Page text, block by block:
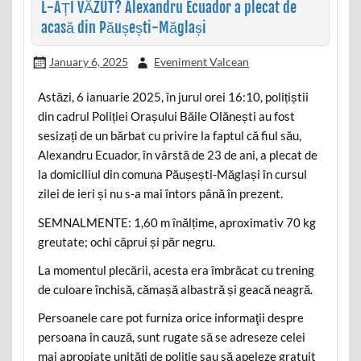
L-AȚI VĂZUT? Alexandru Ecuador a plecat de
acasă din Păușești-Măglași
January 6, 2025 Eveniment Valcean
Astăzi, 6 ianuarie 2025, în jurul orei 16:10, polițiștii
din cadrul Poliției Orașului Băile Olănești au fost
sesizați de un bărbat cu privire la faptul că fiul său,
Alexandru Ecuador, în vârstă de 23 de ani, a plecat de
la domiciliul din comuna Păușești-Măglași în cursul
zilei de ieri și nu s-a mai întors până în prezent.
SEMNALMENTE: 1,60 m înălțime, aproximativ 70 kg
greutate; ochi căprui și păr negru.
La momentul plecării, acesta era îmbrăcat cu trening
de culoare închisă, cămașă albastră și geacă neagră.
Persoanele care pot furniza orice informaţii despre
persoana în cauză, sunt rugate să se adreseze celei
mai apropiate unităţi de poliţie sau să apeleze gratuit